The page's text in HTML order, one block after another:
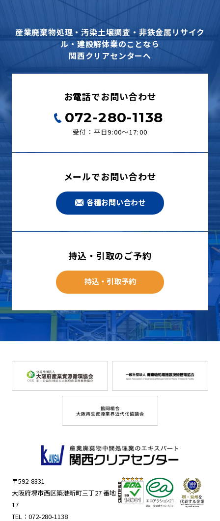
産業廃棄物処理・汚染土壌調査・非鉄金属リサイク
ル・建設解体業のことなら
関西クリアセンターへ
お電話でお問い合わせ
072-280-1138
受付：平日9:00〜17:00
メールでお問い合わせ
各種お問い合わせ
持込・引取のご予約
持込・引取予約
〒592-8331
大阪府堺市西区築港新町三丁27 番地
17
TEL： 072-280-1138